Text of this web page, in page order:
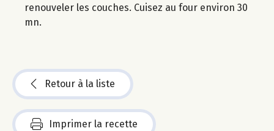
renouveler les couches. Cuisez au four environ 30
mn.
Retour à la liste
Imprimer la recette